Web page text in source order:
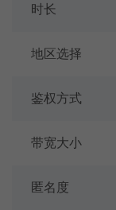
时长
地区选择
鉴权方式
带宽大小
匿名度